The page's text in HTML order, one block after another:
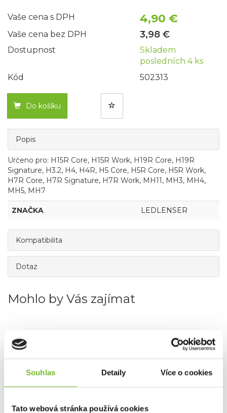
Souhlas Detaily Více o cookies
Tato webová stránka používá cookies
Vaše cena s DPH 4,90 €
Vaše cena bez DPH 3,98 €
Dostupnost
Skladem
posledních 4 ks
Kód
502313
Do košíku
Popis
Určeno pro: H15R Core, H15R Work, H19R Core, H19R
Signature, H3.2, H4, H4R, H5 Core, H5R Core, H5R Work,
H7R Core, H7R Signature, H7R Work, MH11, MH3, MH4,
MH5, MH7
ZNAČKA LEDLENSER
Kompatibilita
Dotaz
Mohlo by Vás zajímat